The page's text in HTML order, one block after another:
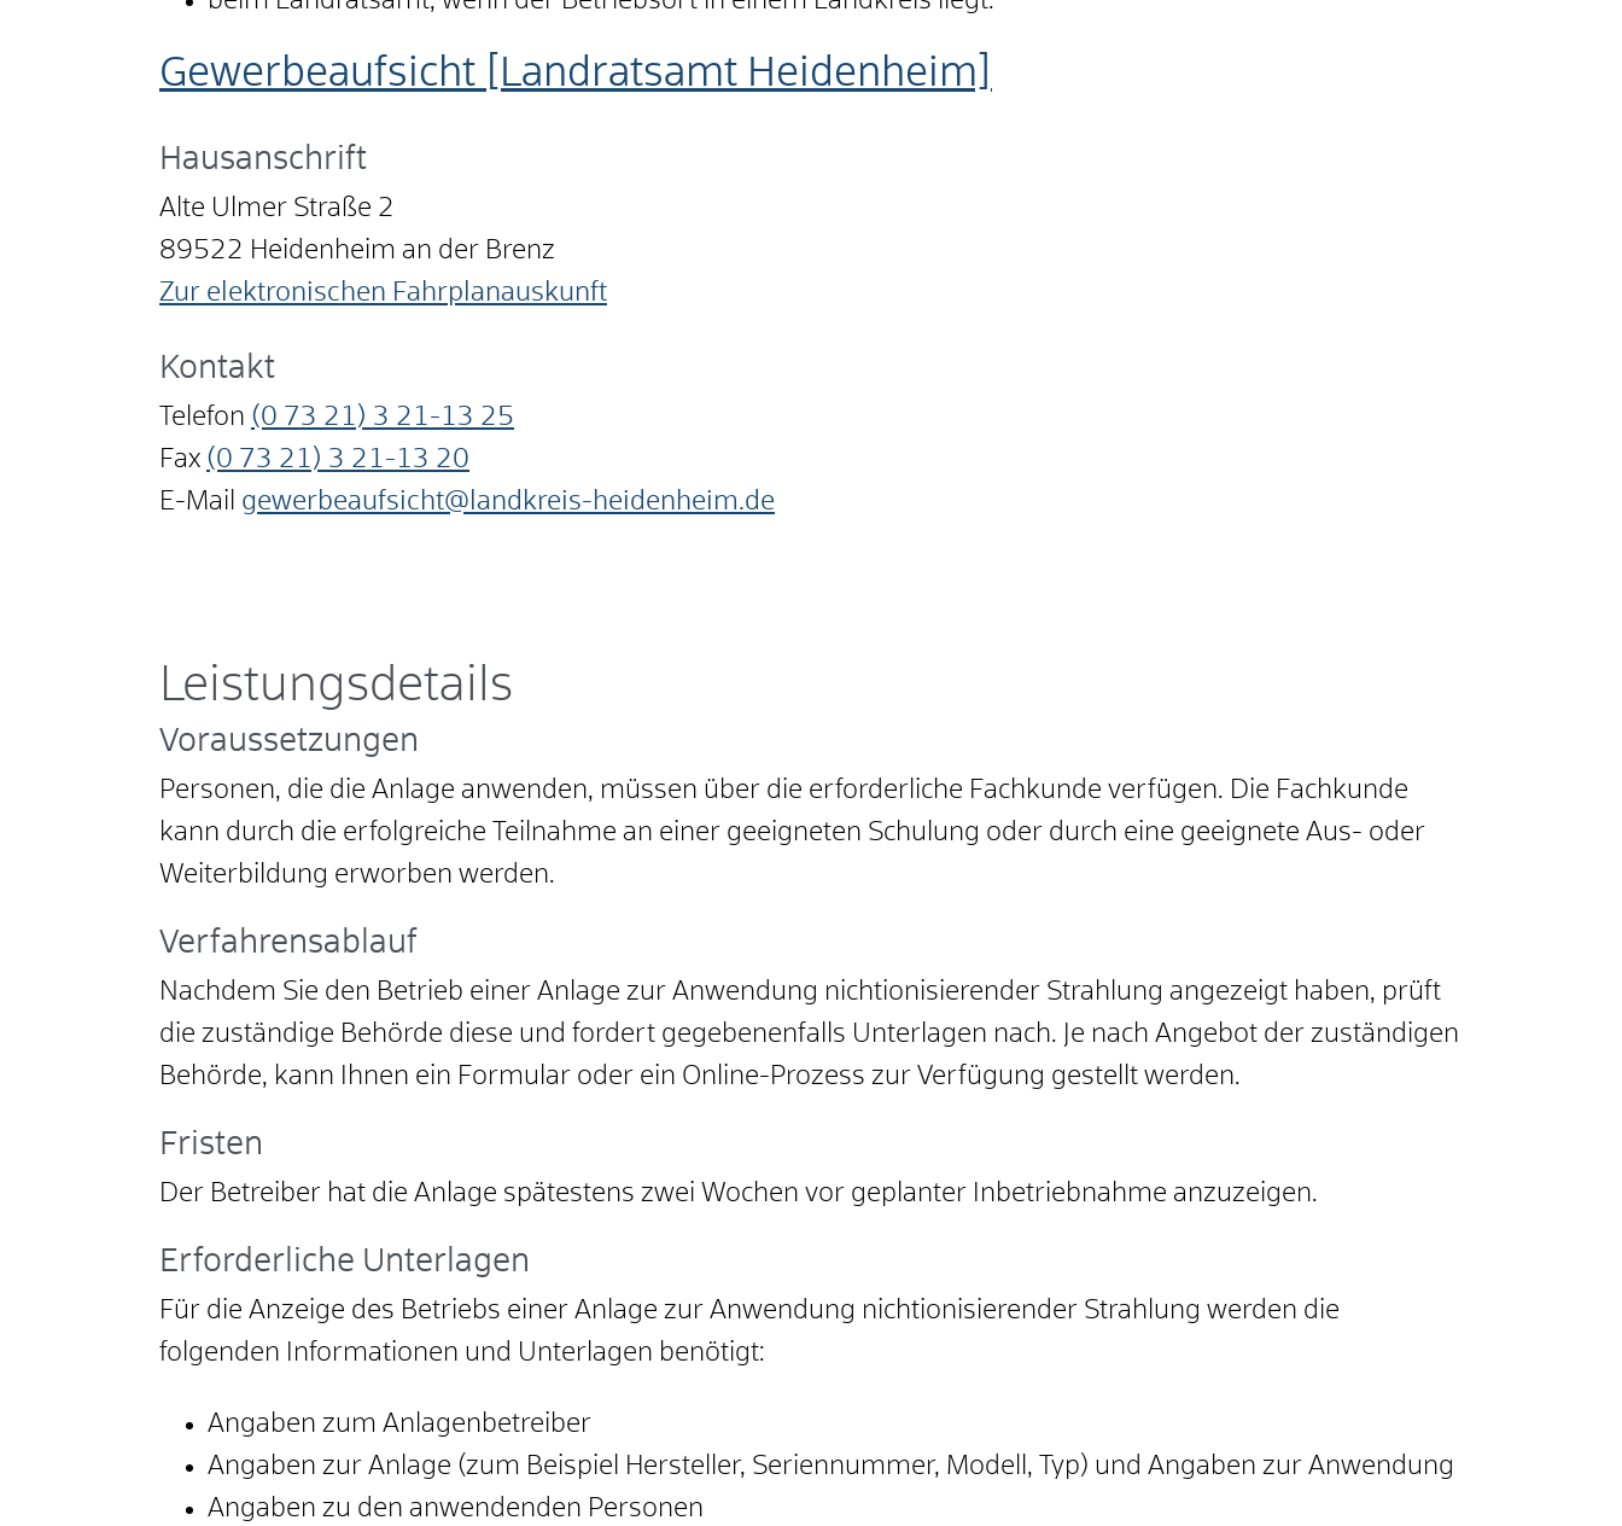
Gewerbeaufsicht [Landratsamt Heidenheim]
Hausanschrift
Alte Ulmer Straße 2
89522 Heidenheim an der Brenz
Zur elektronischen Fahrplanauskunft
Kontakt
Telefon (0 73 21) 3 21-13 25
Fax (0 73 21) 3 21-13 20
E-Mail gewerbeaufsicht@landkreis-heidenheim.de
Leistungsdetails
Voraussetzungen
Personen, die die Anlage anwenden, müssen über die erforderliche Fachkunde verfügen. Die Fachkunde
kann durch die erfolgreiche Teilnahme an einer geeigneten Schulung oder durch eine geeignete Aus- oder
Weiterbildung erworben werden.
Verfahrensablauf
Nachdem Sie den Betrieb einer Anlage zur Anwendung nichtionisierender Strahlung angezeigt haben, prüft
die zuständige Behörde diese und fordert gegebenenfalls Unterlagen nach. Je nach Angebot der zuständigen
Behörde, kann Ihnen ein Formular oder ein Online-Prozess zur Verfügung gestellt werden.
Fristen
Der Betreiber hat die Anlage spätestens zwei Wochen vor geplanter Inbetriebnahme anzuzeigen.
Erforderliche Unterlagen
Für die Anzeige des Betriebs einer Anlage zur Anwendung nichtionisierender Strahlung werden die
folgenden Informationen und Unterlagen benötigt:
Angaben zum Anlagenbetreiber
Angaben zur Anlage (zum Beispiel Hersteller, Seriennummer, Modell, Typ) und Angaben zur Anwendung
Angaben zu den anwendenden Personen